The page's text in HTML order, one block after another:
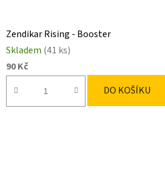
Zendikar Rising - Booster
Skladem (41 ks)
90 Kč
DO KOŠÍKU